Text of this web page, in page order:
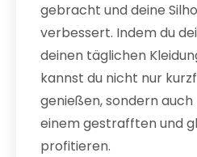
gebracht und deine
verbessert. Indem du
deinen täglichen
kannst du nicht nur
genießen, sondern
einem gestrafften und
profitieren.